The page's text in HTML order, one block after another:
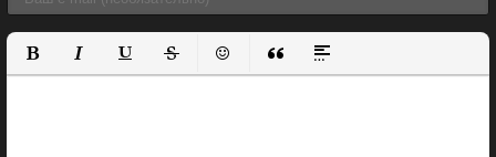
Полужирный
КурсивПодчеркнутый
ЗачеркнутыйВставить смайлик
Вставка цитаты
Вставка спойлера